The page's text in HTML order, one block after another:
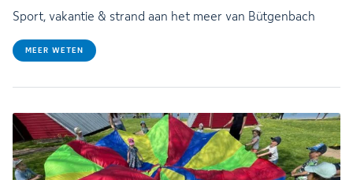
Sport, vakantie & strand aan het meer van Bütgenbach
MEER WETEN